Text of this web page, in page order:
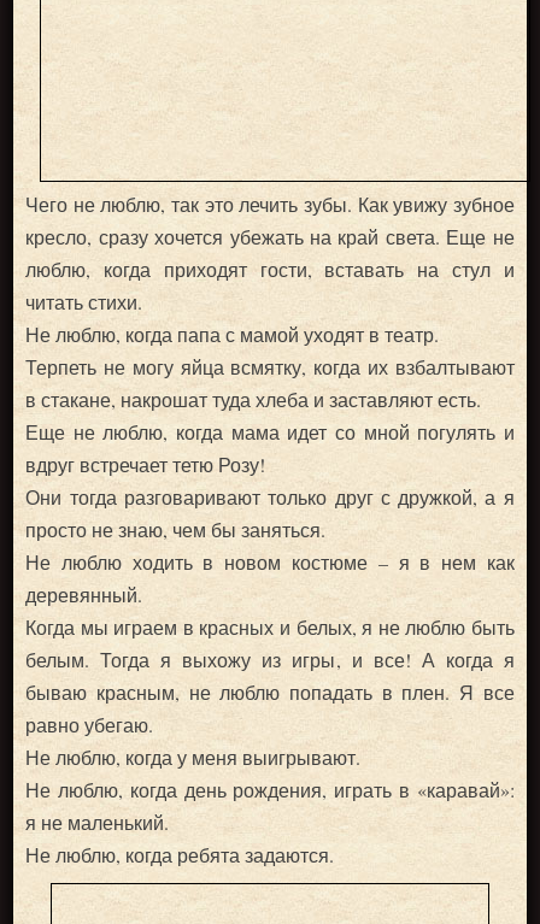
Чего не люблю, так это лечить зубы. Как увижу зубное
кресло, сразу хочется убежать на край света. Еще не
люблю, когда приходят гости, вставать на стул и
читать стихи.
Не люблю, когда папа с мамой уходят в театр.
Терпеть не могу яйца всмятку, когда их взбалтывают
в стакане, накрошат туда хлеба и заставляют есть.
Еще не люблю, когда мама идет со мной погулять и
вдруг встречает тетю Розу!
Они тогда разговаривают только друг с дружкой, а я
просто не знаю, чем бы заняться.
Не люблю ходить в новом костюме – я в нем как
деревянный.
Когда мы играем в красных и белых, я не люблю быть
белым. Тогда я выхожу из игры, и все! А когда я
бываю красным, не люблю попадать в плен. Я все
равно убегаю.
Не люблю, когда у меня выигрывают.
Не люблю, когда день рождения, играть в «каравай»:
я не маленький.
Не люблю, когда ребята задаются.